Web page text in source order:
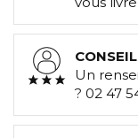
Un
? 02 47